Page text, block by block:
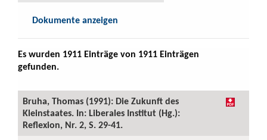
Dokumente anzeigen
Es wurden 1911 Einträge von 1911 Einträgen
gefunden.
Bruha, Thomas (1991): Die Zukunft des
Kleinstaates. In: Liberales Institut (Hg.):
Reflexion, Nr. 2, S. 29-41.